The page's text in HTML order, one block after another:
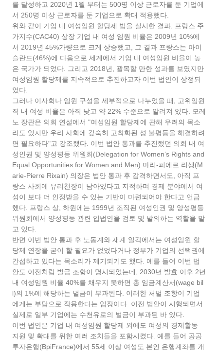
를 달성하고 2020년 1월 부터는 500명 이상 근로자를 둔 기업에
서 250명 이상 근로자를 둔 기업으로 확대 적용했다.
위와 같이 기업 내 여성임원 할당제 법을 실시한 결과, 프랑스 주
가지수(CAC40) 상장 기업 내 여성 임원 비율은 2009년 10%에
서 2019년 45%가량으로 크게 상승했고, 그 결과 프랑스는 아이
슬란드(46%)에 다음으로 세계에서 기업 내 여성임원 비율이 높
은 국가가 되었다. 그리고 2018년, 괄목할 만한 성과를 보였지만
여성임원 할당제를 지속적으로 추진하고자 이번 법안이 상정되
었다.
그러나 이사회나 임원 구성을 세부적으로 나누었을 때, 고위임원
직 내 여성 비율은 아직 낮고 약 22% 수준으로 알려져 있다. 모레
노 장관은 의회 연설에서 "여성임원 할당제에 관해 우려의 목소
리도 있지만 우리 사회에 깊숙히 고착화된 성 불평등을 해결하려
면 필요하다"고 강조했다. 이번 법안 통과를 추진했던 의회 내 여
성인권 및 양성평등 위원회(Delegation for Women’s Rights and
Equal Opportunities for Women and Men) 마리-피에르 리생(M
arie-Pierre Rixain) 의장은 법안 통과 후 감격하면서도, 아직 프
랑스 사회에 유리천장이 남아있다고 지적하며 경제 분야에서 여
성이 보다 더 인정받을 수 있는 기반이 마련되어야 한다고 언급
했다. 프랑스 상, 하원에는 1999년 조직된 여성인권 및 양성평등
위원회에서 양성평등 관련 입법안을 검토 및 발의하는 역할을 맡
고 있다.
반면 이번 법안 통과 후 노동계와 재계 일각에서는 여성임원 할
당제 연장을 굳이 할 필요가 없었다거나 정부가 기업의 선택권에
간섭하고 있다는 목소리가 제기되기도 했다. 예를 들어 이번 법
안도 이전처럼 벌금 조항이 명시되었는데, 2030년 발효 이후 2년
내 여성임원 비율 40%를 채우지 못하면 총 임금계산서(wage bil
l)의 1%에 해당하는 벌금이 부과된다. 이러한 처벌 조항이 기업
에게는 부담으로 작용한다는 입장이다. 이전 법안이 시행되면서
실제로 일부 기업에는 수천유로의 벌금이 부과된 바 있다.
이번 법안은 기업 내 여성임원 할당제 외에도 여성의 경제활동
지원 및 확대를 위한 여러 조치들을 포함시켰다. 예를 들어 공공
투자은행(BpiFrance)에서 55세 이상 여성도 본인 은행계좌를 개